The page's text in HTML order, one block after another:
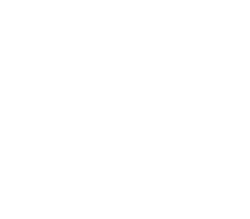
virtualMachines/